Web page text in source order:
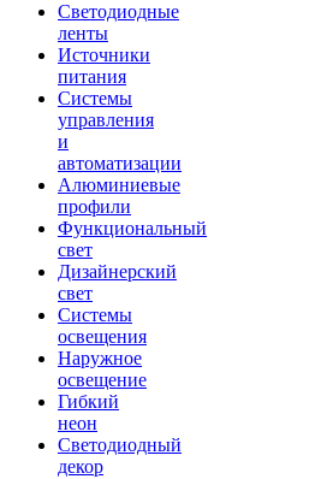
Светодиодные
ленты
Источники
питания
Системы
управления
и
автоматизации
Алюминиевые
профили
Функциональный
свет
Дизайнерский
свет
Системы
освещения
Наружное
освещение
Гибкий
неон
Светодиодный
декор